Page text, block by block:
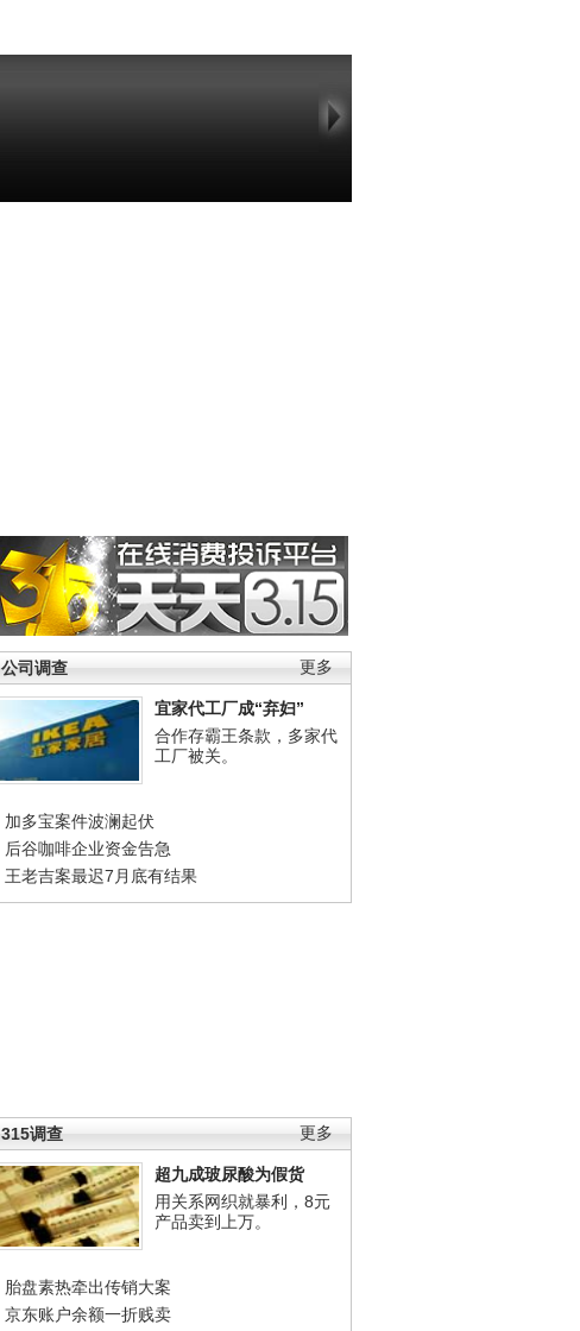
更多
公司调查
宜家代工厂成“弃妇”
合作存霸王条款，多家代
工厂被关。
加多宝案件波澜起伏
后谷咖啡企业资金告急
王老吉案最迟7月底有结果
更多
315调查
超九成玻尿酸为假货
用关系网织就暴利，8元
产品卖到上万。
胎盘素热牵出传销大案
京东账户余额一折贱卖